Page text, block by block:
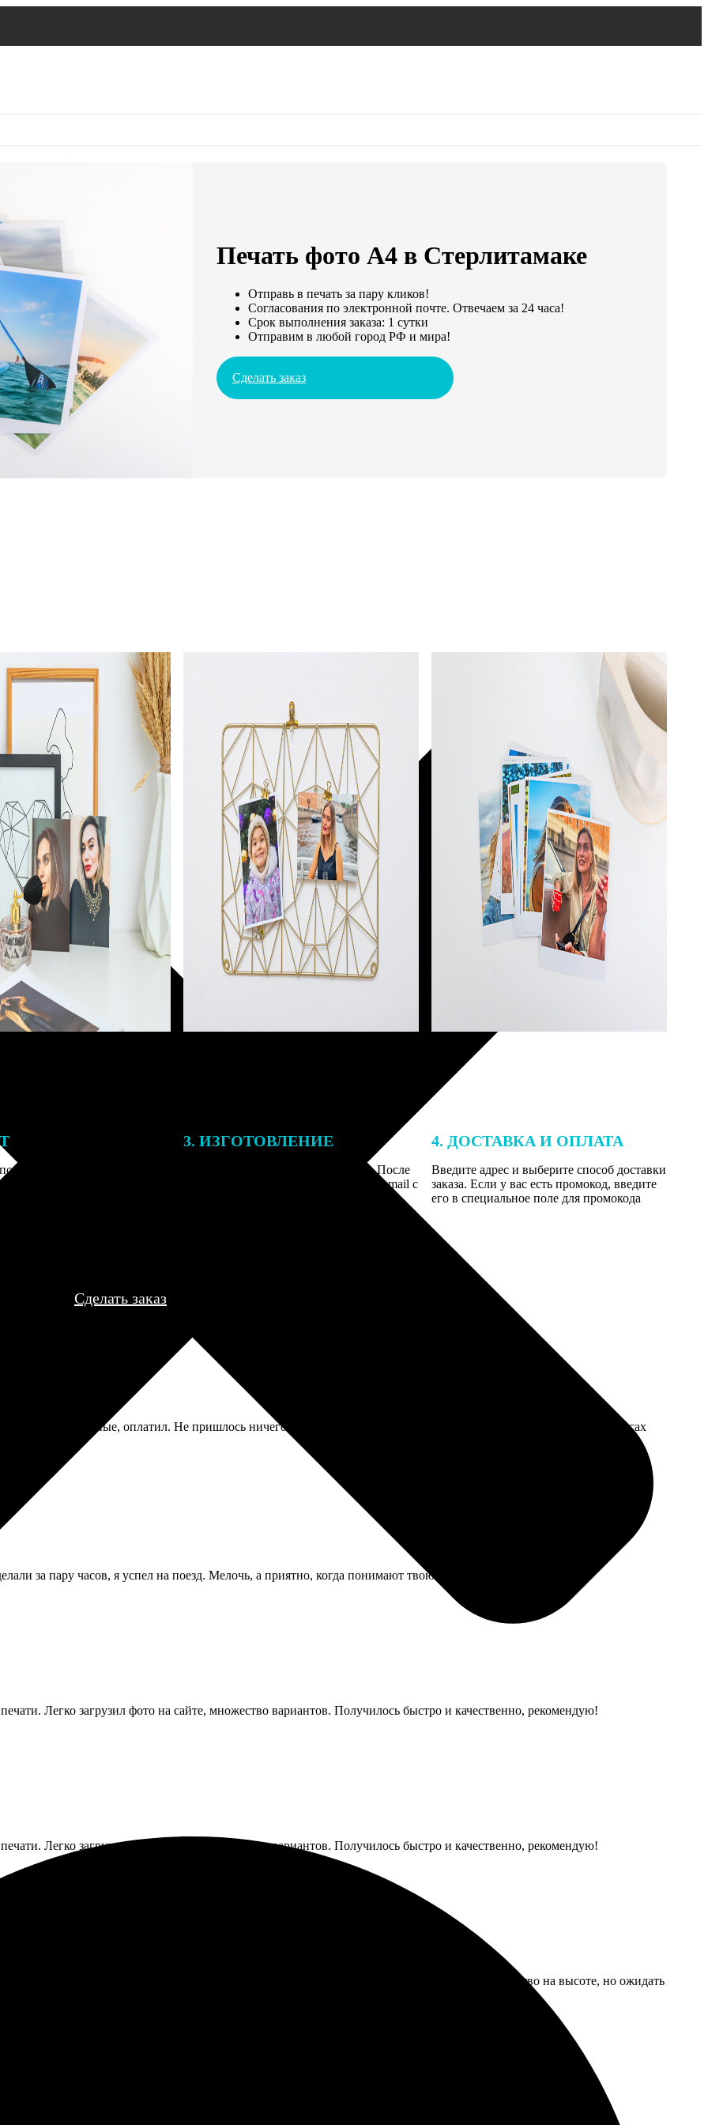
Печать фото А4 в Стерлитамаке
Отправь в печать за пару кликов!
Согласования по электронной почте. Отвечаем за 24 часа!
Срок выполнения заказа: 1 сутки
Отправим в любой город РФ и мира!
Сделать заказ
заказа к печати
могут связаться с Вами
телефону или email для
деталей.
3. ИЗГОТОВЛЕНИЕ
Оплатите заказ банковской картой. После
оплаты получите подтверждение на email с
описанием заказа. Когда отправим заказ
4. ДОСТАВКА И ОПЛАТА
Введите адрес и выберите способ доставки
заказа. Если у вас есть промокод, введите
его в специальное поле для промокода
Сделать заказ
выбрал нужные, оплатил. Не пришлось ничего скачивать и загружать. Умная функция, жаль, не во всех сервисах
за пару часов, я успел на поезд. Мелочь, а приятно, когда понимают твою спешку и не подводят.
Легко загрузил фото на сайте, множество вариантов. Получилось быстро и качественно, рекомендую!
Легко загрузил фото на сайте, множество вариантов. Получилось быстро и качественно, рекомендую!
выбрал удобный способ отправки. Подтвердили детали быстро, но сроки затянулись. Качество на высоте, но ожидать
если не торопиться.